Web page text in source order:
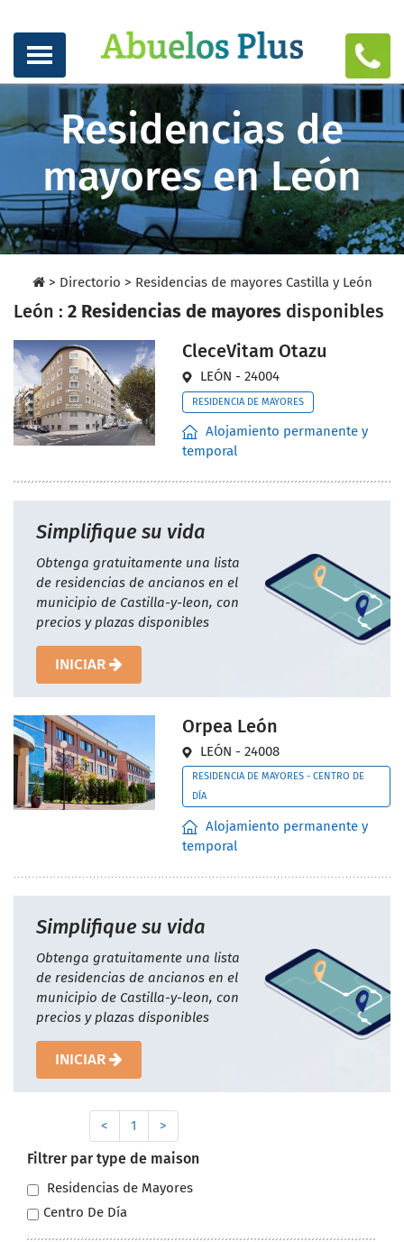
Residencias de
mayores en León
> Directorio > Residencias de mayores Castilla y León
León : 2 Residencias de mayores disponibles
CleceVitam Otazu
LEÓN - 24004
RESIDENCIA DE MAYORES
Alojamiento permanente y
temporal
Simplifique su vida
Obtenga gratuitamente una lista
de residencias de ancianos en el
municipio de Castilla-y-leon, con
precios y plazas disponibles
INICIAR
Orpea León
LEÓN - 24008
RESIDENCIA DE MAYORES - CENTRO DE
DÍA
Alojamiento permanente y
temporal
Simplifique su vida
Obtenga gratuitamente una lista
de residencias de ancianos en el
municipio de Castilla-y-leon, con
precios y plazas disponibles
INICIAR
< 1 >
Filtrer par type de maison
Residencias de Mayores
Centro De Día